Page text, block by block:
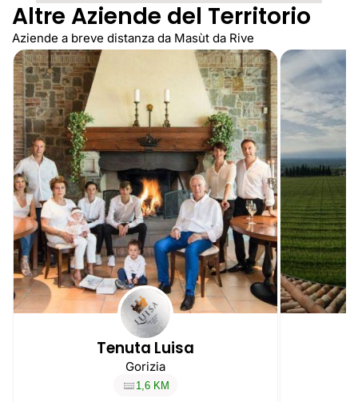
Altre Aziende del Territorio
Aziende a breve distanza da Masùt da Rive
Tenuta Luisa
Gorizia
1,6 KM